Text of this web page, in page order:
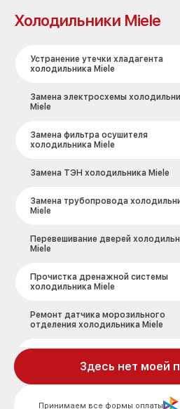
Холодильники Miele
Устранение утечки хладагента
холодильника Miele
Замена электросхемы
Miele
Замена фильтра осушителя
холодильника Miele
Замена ТЭН холодильника Miele
Замена трубопровода
Miele
Перевешивание дверей
Miele
Прочистка дренажной системы
холодильника Miele
Ремонт датчика морозильного
отделения холодильника Miele
холодильника Miele
Принимаем все формы оплаты
Здесь нет моей